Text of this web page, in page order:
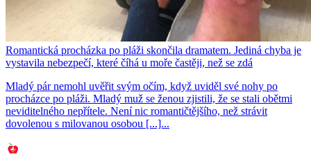
Romantická procházka po pláži skončila dramatem. Jediná chyba je
vystavila nebezpečí, které číhá u moře častěji, než se zdá
Mladý pár nemohl uvěřit svým očím, když uviděl své nohy po
procházce po pláži. Mladý muž se ženou zjistili, že se stali obětmi
neviditelného nepřítele. Není nic romantičtějšího, než strávit
dovolenou s milovanou osobou [...]...